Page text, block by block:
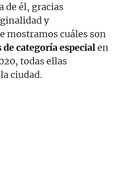
de él, gracias
y
mostramos cuáles son
de categoría especialen
todas ellas
ciudad.